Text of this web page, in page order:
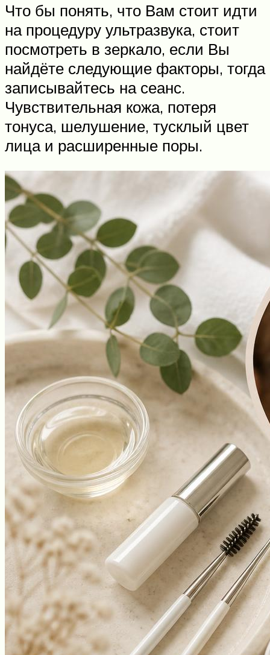
Что бы понять, что Вам стоит идти
на процедуру ультразвука, стоит
посмотреть в зеркало, если Вы
найдёте следующие факторы, тогда
записывайтесь на сеанс.
Чувствительная кожа, потеря
тонуса, шелушение, тусклый цвет
лица и расширенные поры.